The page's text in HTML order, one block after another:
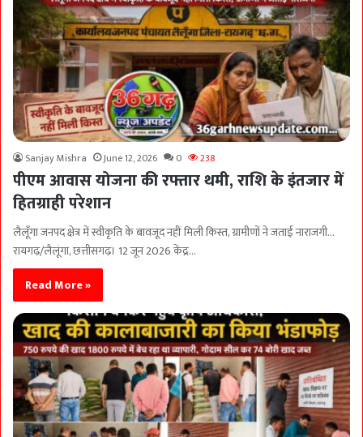
Sanjay Mishra June 12, 2026 0 238
पीएम आवास योजना की रफ्तार थमी, राशि के इंतजार में
हितग्राही परेशान
लैलूँगा जनपद क्षेत्र में स्वीकृति के बावजूद नहीं मिली किस्त, ग्रामीणों ने जताई नाराजगी…
रायगढ़/लैलूंगा, छत्तीसगढ़। 12 जून 2026 केंद्र…
Read More »